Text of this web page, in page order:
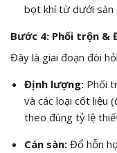
bọt khí từ dưới sàn
Bước 4: Phối trộn &
Đây là giai đoạn đòi
Định lượng:Phối
và các loại cốt liệu
theo đúng tỷ lệ
Cán sàn:Đổ hỗn